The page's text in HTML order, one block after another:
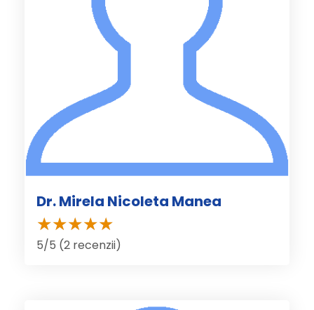
Dr. Mirela Nicoleta Manea
5/5 (2 recenzii)